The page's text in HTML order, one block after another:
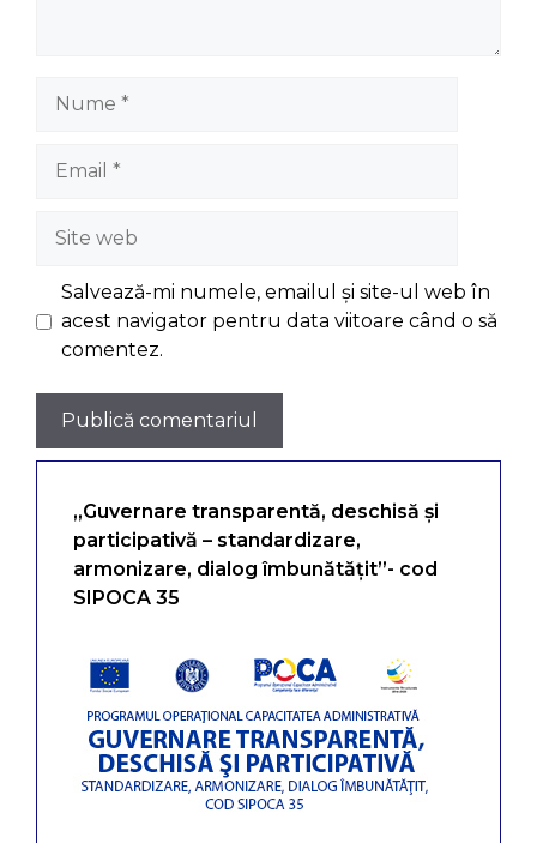
Site
web
Salvează-mi numele, emailul și site-ul web în
acest navigator pentru data viitoare când o să
comentez.
„Guvernare transparentă, deschisă și
participativă – standardizare,
armonizare, dialog îmbunătățit”- cod
SIPOCA 35